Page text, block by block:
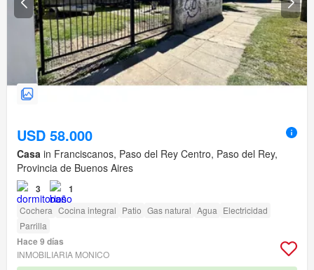
USD 58.000
Casa in Franciscanos, Paso del Rey Centro, Paso del Rey,
Provincia de Buenos Aires
3 1
Cochera Cocina integral Patio Gas natural Agua Electricidad
Parrilla
Hace 9 días
INMOBILIARIA MONICO